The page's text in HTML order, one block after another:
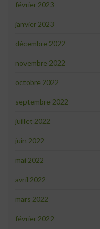
février 2023
janvier 2023
décembre 2022
novembre 2022
octobre 2022
septembre 2022
juillet 2022
juin 2022
mai 2022
avril 2022
mars 2022
février 2022